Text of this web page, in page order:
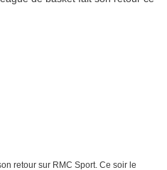
retour sur RMC Sport. Ce soir le